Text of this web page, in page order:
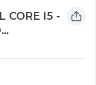
CORE I5 -